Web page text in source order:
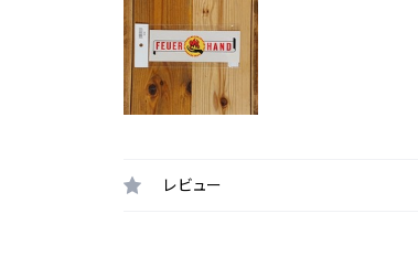
レビュー